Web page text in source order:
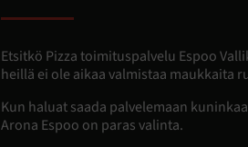
Etsitkö Pizza toimituspalvelu Espoo
heillä ei ole aikaa valmistaa maukkaita
Kun haluat saada palvelemaan
Arona Espoo on paras valinta.